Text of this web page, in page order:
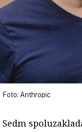
Foto: Anthropic
Sedm